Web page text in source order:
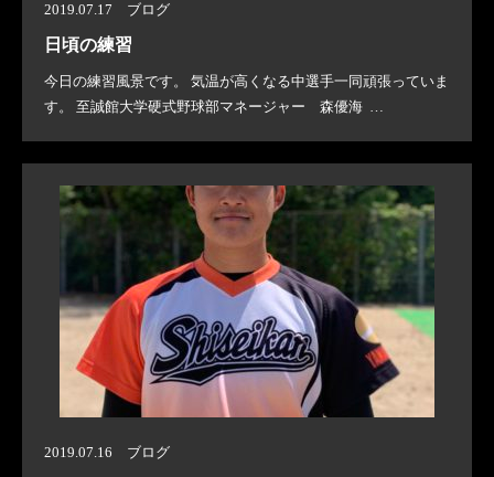
2019.07.17 ブログ
日頃の練習
今日の練習風景です。 気温が高くなる中選手一同頑張っていま
す。 至誠館大学硬式野球部マネージャー 森優海 …
2019.07.16 ブログ